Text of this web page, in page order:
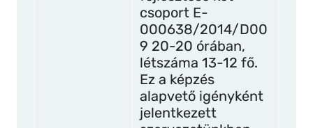
csoport E-
000638/2014/D00
9 20-20 órában,
létszáma 13-12 fő.
Ez a képzés
alapvető igényként
jelentkezett